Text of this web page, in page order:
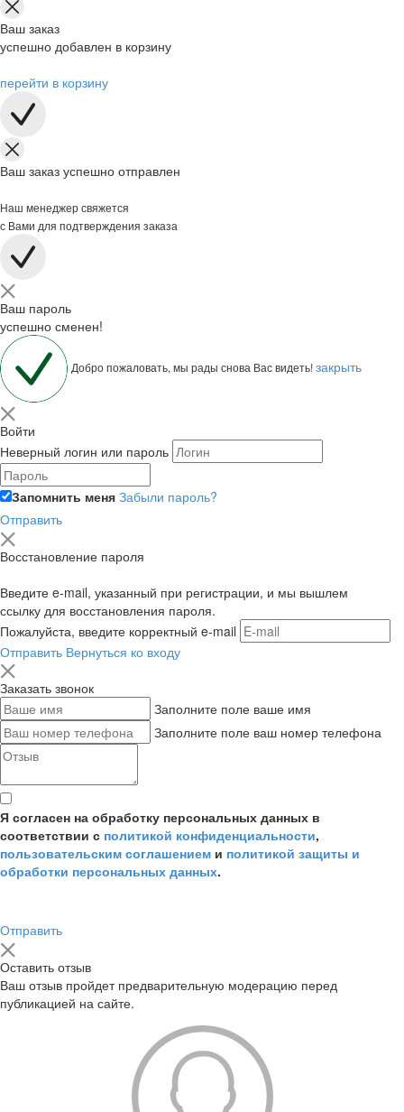
Ваш заказ
успешно добавлен в корзину
перейти в корзину
Ваш заказ успешно отправлен
Наш менеджер свяжется
с Вами для подтверждения заказа
Ваш пароль
успешно сменен!
Добро пожаловать, мы рады снова Вас видеть!закрыть
Войти
Неверный логин или пароль
Запомнить меня Забыли пароль?
Отправить
Восстановление пароля
Введите e-mail, указанный при регистрации, и мы вышлем
ссылку для восстановления пароля.
Пожалуйста, введите корректный e-mail
Отправить Вернуться ко входу
Заказать звонок
Заполните поле ваше имя
Заполните поле ваш номер телефона
Я согласен на обработку персональных данных в
соответствии с политикой конфиденциальности,
пользовательским соглашением и политикой защиты и
обработки персональных данных.
Отправить
Оставить отзыв
Ваш отзыв пройдет предварительную модерацию перед
публикацией на сайте.